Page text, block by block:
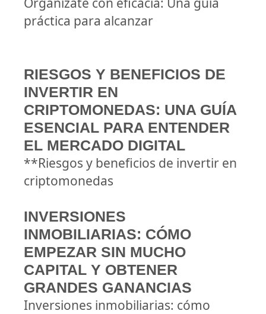
práctica para alcanzar
RIESGOS Y BENEFICIOS DE
INVERTIR EN
CRIPTOMONEDAS: UNA GUÍA
ESENCIAL PARA ENTENDER
EL MERCADO DIGITAL
**Riesgos y beneficios de invertir en
criptomonedas
INVERSIONES
INMOBILIARIAS: CÓMO
EMPEZAR SIN MUCHO
CAPITAL Y OBTENER
GRANDES GANANCIAS
Inversiones inmobiliarias: cómo